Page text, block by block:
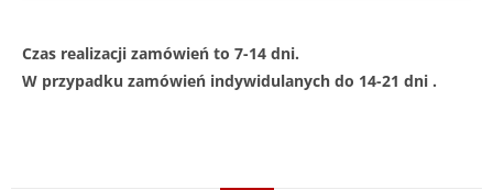
Czas realizacji zamówień to 7-14 dni.
W przypadku zamówień indywidulanych do 14-21 dni .